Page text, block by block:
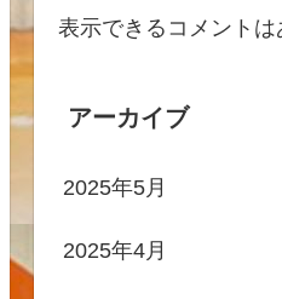
表示できるコメントは
アーカイブ
2025年5月
2025年4月